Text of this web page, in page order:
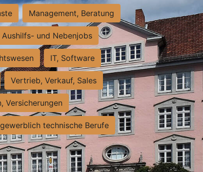
Management, Beratung
und Nebenjobs
IT, Software
Vertrieb, Verkauf, Sales
Versicherungen
technische Berufe